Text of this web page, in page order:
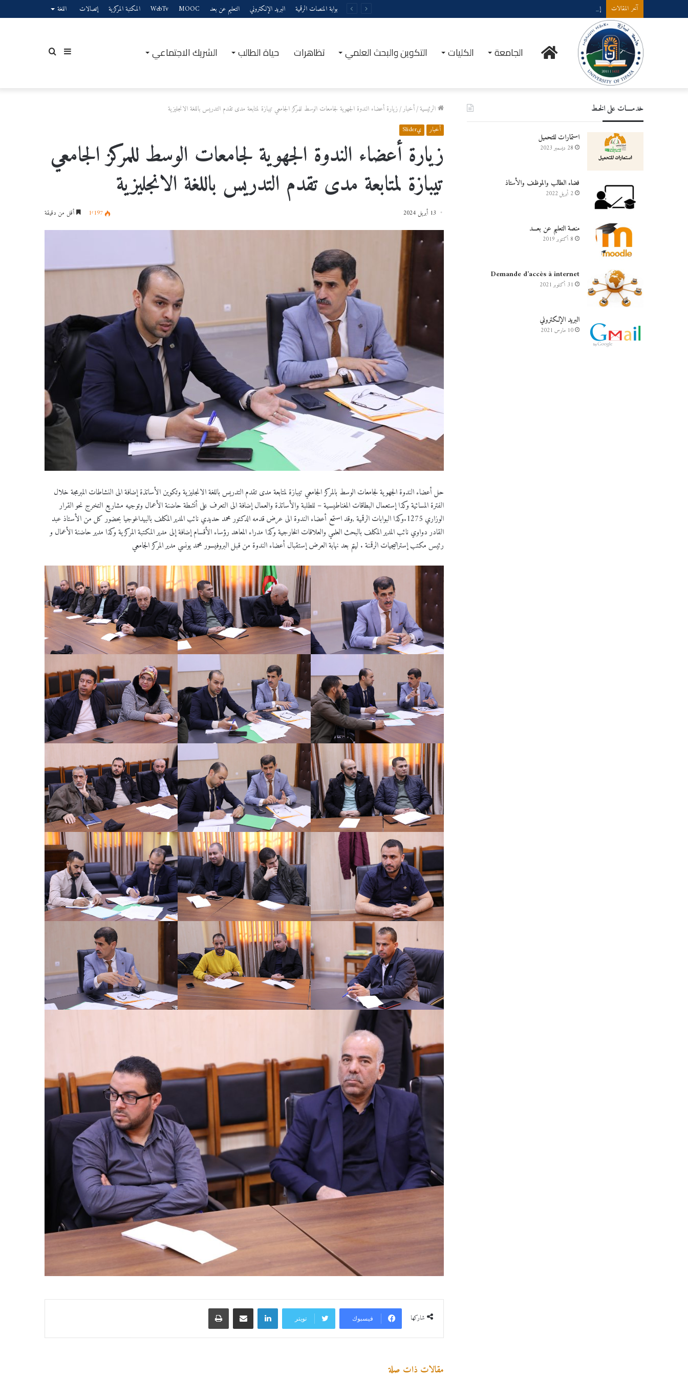
آخر المقالات إعلان عن إستشارة لإقتناء عتاد ولوازم الإعلام الألي بوابة المنصات الرقمية البريد الإلكتروني التعليم عن بعد MOOC
WebTv المكتبة المركزية إتصالات اللغة
الرئيسيةالجامعة الكليات التكوين والبحث العلمي تظاهرات حياة الطالب الشريك الاجتماعي بحثإضافة
الرئيسية/أخبار/زيارة أعضاء الندوة الجهوية لجامعات الوسط للمركز الجامعي تيبازة لمتابعة مدى تقدم التدريس باللغة الانجليزية
أخبار يSlider
زيارة أعضاء الندوة الجهوية لجامعات الوسط للمركز الجامعي
تيبازة لمتابعة مدى تقدم التدريس باللغة الانجليزية
13 أبريل 2024 1٬197 أقل من دقيقة
حل أعضاء الندوة الجهوية لجامعات الوسط بالمركز الجامعي تيبازة لمتابعة مدى تقدم التدريس باللغة الانجليزية وتكوين الأساتذة إضافة الى النشاطات المبرمجة خلال
الفترة المسائية وكذا إستعمال البطاقات المغناطيسية – للطلبة والأساتذة والعمال إضافة الى التعرف على أنشطة حاضنة الأعمال وتوجيه مشاريع التخرج نحو القرار
الوزاري 1275.وكذا البوابات الرقمية ,وقد استمع أعضاء الندوة الى عرض قدمه الدكتور محمد حديدي نائب المدير المكلف بالبيداغوجيا بحضور كل من الأستاذ عبد
القادر دواوي نائب المدير المكلف بالبحث العلمي والعلاقات الخارجية وكذا مدراء المعاهد رؤساء الأقسام إضافة إلى مدير المكتبة المركزية وكذا مدير حاضنة الأعمال و
رئيس مكتب إستراتيجيات الرقمنة . ليتم بعد نهابة العرض إستقبال أعضاء الندوة من قبل البروفيسور محمد يونسي مدير المركز الجامعي
شاركها فيسبوك تويتر
لينكدإن مشاركة عبر البريد طباعة
مقالات ذات صلة
خدمــــات على الخـط
استمارات للتحميل
28 ديسمبر 2023
فضاء الطالب والموظف والأستاذ
2 أبريل 2022
منصة التعليم عن بعـــد
8 أكتوبر 2019
Demande d’accès à internet
31 أكتوبر 2021
البريد الإلكتروني
10 مارس 2021